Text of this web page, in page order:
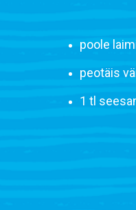
poole
peotäis
1 tl